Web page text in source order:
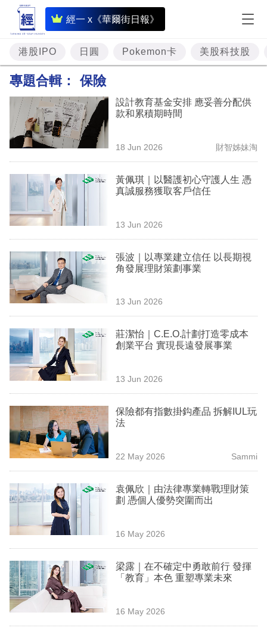
經一 x《華爾街日報》
即
時
財
經
題
投
資
樓
理
商
業
科
技
職
場
生
時
事
欄
訂
區
港股IPO 日圓 Pokemon卡 美股科技股
專題合輯： 保險
設計教育基金安排 應妥善分配供
款和累積期時間
18 Jun 2026 財智姊妹淘
黃佩琪｜以醫護初心守護人生 憑
真誠服務獲取客戶信任
13 Jun 2026
張波｜以專業建立信任 以長期視
角發展理財策劃事業
13 Jun 2026
莊潔怡｜C.E.O.計劃打造零成本
創業平台 實現長遠發展事業
13 Jun 2026
保險都有指數掛鈎產品 拆解IUL玩
法
22 May 2026 Sammi
袁佩欣｜由法律專業轉戰理財策
劃 憑個人優勢突圍而出
16 May 2026
梁露｜在不確定中勇敢前行 發揮
「教育」本色 重塑專業未來
16 May 2026